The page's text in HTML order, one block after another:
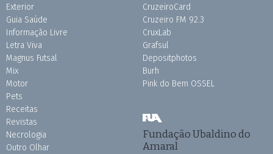
Exterior
Guia Saúde
Informação Livre
Letra Viva
Magnus Futsal
Mix
Motor
Pets
Receitas
Revistas
Necrologia
Outro Olhar
CruzeiroCard
Cruzeiro FM 92.3
CruxLab
Grafsul
Depositphotos
Burh
Pink do Bem OSSEL
Fundação Ubaldino do
Amaral